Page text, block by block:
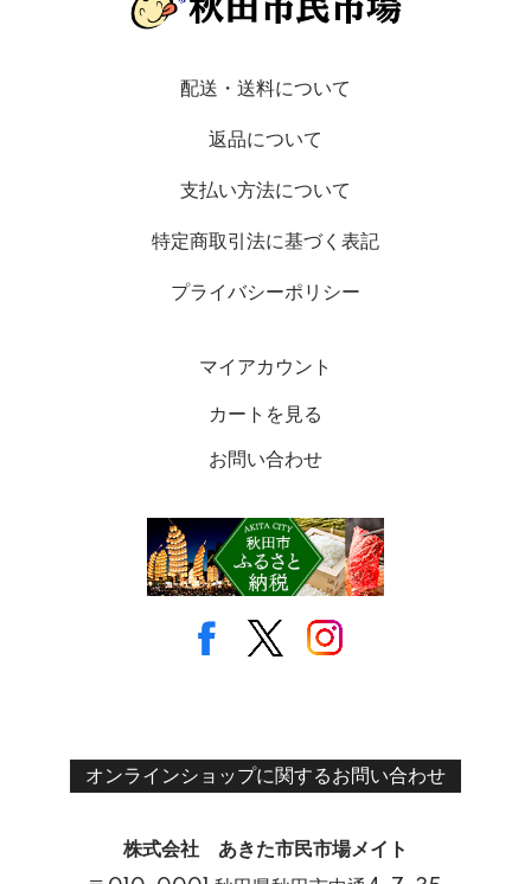
配送・送料について
返品について
支払い方法について
特定商取引法に基づく表記
プライバシーポリシー
マイアカウント
カートを見る
お問い合わせ
オンラインショップに関するお問い合わせ
株式会社 あきた市民市場メイト